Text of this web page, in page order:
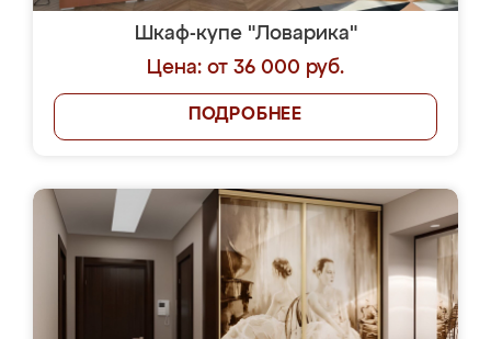
Шкаф-купе "Ловарика"
Цена: от 36 000 руб.
ПОДРОБНЕЕ